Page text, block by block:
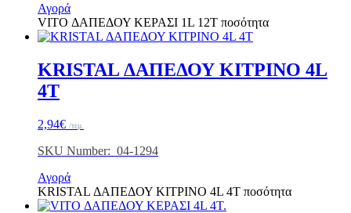
Αγορά
VITO ΔΑΠΕΔΟΥ ΚΕΡΑΣΙ 1L 12T ποσότητα
KRISTAL ΔΑΠΕΔΟΥ ΚΙΤΡΙΝΟ 4L
4T
2,94€ /τεμ.
SKU Number: 04-1294
Αγορά
KRISTAL ΔΑΠΕΔΟΥ ΚΙΤΡΙΝΟ 4L 4T ποσότητα